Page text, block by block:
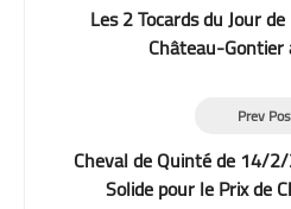
Les 2 Tocards du Jour
Château-Gontier
Prev
Cheval de Quinté de 14/
Solide pour le Prix de